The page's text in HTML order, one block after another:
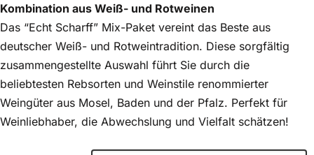
Kombination aus Weiß- und Rotweinen
Das “Echt Scharff” Mix-Paket vereint das Beste aus
deutscher Weiß- und Rotweintradition. Diese sorgfältig
zusammengestellte Auswahl führt Sie durch die
beliebtesten Rebsorten und Weinstile renommierter
Weingüter aus Mosel, Baden und der Pfalz. Perfekt für
Weinliebhaber, die Abwechslung und Vielfalt schätzen!